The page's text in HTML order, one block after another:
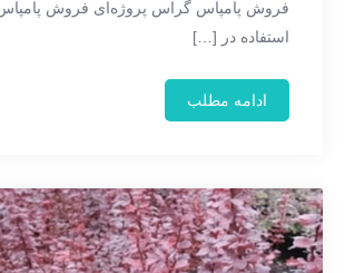
فروش پامپاس گراس پروژه‌ای فروش
استفاده در […]
ادامه مطلب